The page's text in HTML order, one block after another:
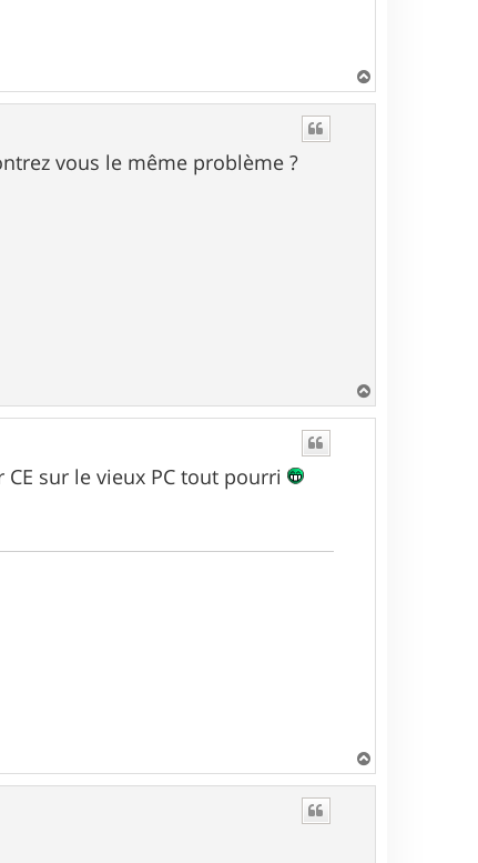
a
vous le même problème ?
a
CE sur le vieux PC tout pourri
a